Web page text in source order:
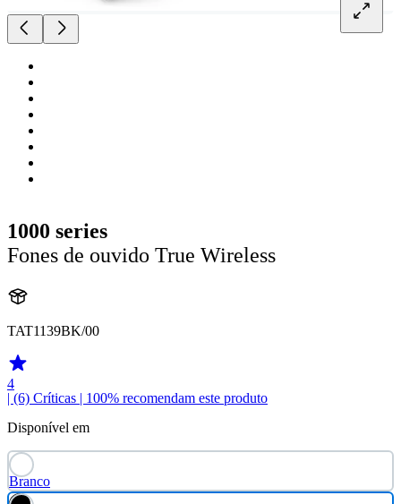
1000 series
Fones de ouvido True Wireless
TAT1139BK/00
4
| (6) Críticas | 100% recomendam este produto
Disponível em
Branco